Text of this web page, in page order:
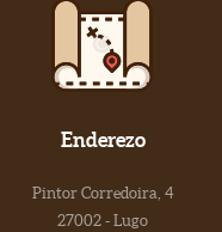
Enderezo
Pintor Corredoira, 4
27002 - Lugo